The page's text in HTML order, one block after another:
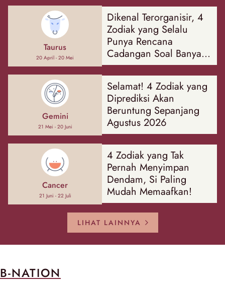
Taurus
20 April - 20 Mei
Dikenal Terorganisir, 4
Zodiak yang Selalu
Punya Rencana
Cadangan Soal Banyak
Hal
Gemini
21 Mei - 20 Juni
Selamat! 4 Zodiak yang
Diprediksi Akan
Beruntung Sepanjang
Agustus 2026
Cancer
21 Juni - 22 Juli
4 Zodiak yang Tak
Pernah Menyimpan
Dendam, Si Paling
Mudah Memaafkan!
LIHAT LAINNYA
B-NATION